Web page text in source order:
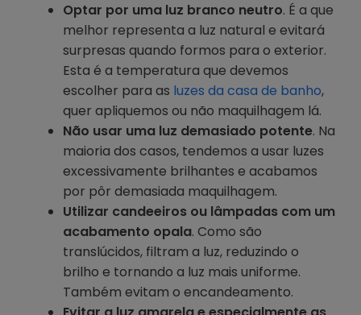
Optar por uma luz branco neutro. É a que
melhor representa a luz natural e evitará
surpresas quando formos para o exterior.
Esta é a temperatura que devemos
escolher para as luzes da casa de banho,
quer apliquemos ou não maquilhagem lá.
Não usar uma luz demasiado potente. Na
maioria dos casos, tendemos a usar luzes
excessivamente brilhantes e acabamos
por pôr demasiada maquilhagem.
Utilizar candeeiros ou lâmpadas com um
acabamento opala. Como são
translúcidos, filtram a luz, reduzindo o
brilho e tornando a luz mais uniforme.
Também evitam o encandeamento.